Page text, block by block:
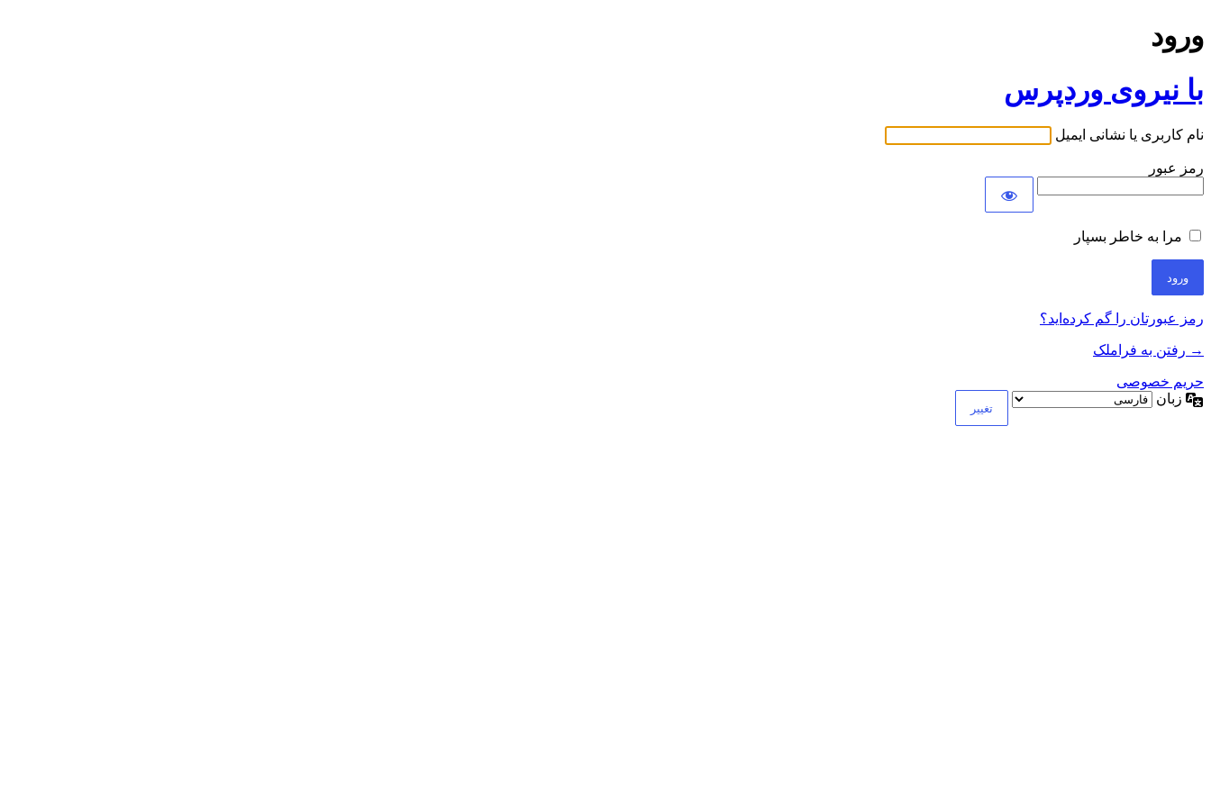
ورود
با نیروی وردپرس
نام کاربری یا نشانی ایمیل
رمز عبور
مرا به خاطر بسپار
رمز عبورتان را گم کرده‌اید؟
→ رفتن به فراملک
حریم خصوصی
زبان